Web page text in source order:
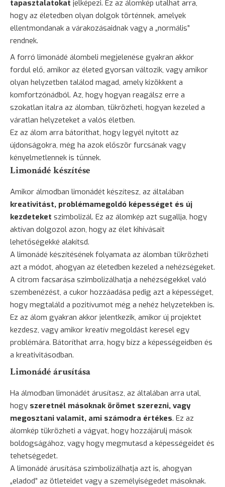
tapasztalatokat jelképezi. Ez az álomkép utalhat arra,
hogy az életedben olyan dolgok történnek, amelyek
ellentmondanak a várakozásaidnak vagy a „normális”
rendnek.
A forró limonádé álombeli megjelenése gyakran akkor
fordul elő, amikor az életed gyorsan változik, vagy amikor
olyan helyzetben találod magad, amely kizökkent a
komfortzónádból. Az, hogy hogyan reagálsz erre a
szokatlan italra az álomban, tükrözheti, hogyan kezeled a
váratlan helyzeteket a valós életben.
Ez az álom arra bátoríthat, hogy legyél nyitott az
újdonságokra, még ha azok először furcsának vagy
kényelmetlennek is tűnnek.
Limonádé készítése
Amikor álmodban limonádét készítesz, az általában
kreativitást, problémamegoldó képességet és új
kezdeteket szimbolizál. Ez az álomkép azt sugallja, hogy
aktívan dolgozol azon, hogy az élet kihívásait
lehetőségekké alakítsd.
A limonádé készítésének folyamata az álomban tükrözheti
azt a módot, ahogyan az életedben kezeled a nehézségeket.
A citrom facsarása szimbolizálhatja a nehézségekkel való
szembenézést, a cukor hozzáadása pedig azt a képességet,
hogy megtaláld a pozitívumot még a nehéz helyzetekben is.
Ez az álom gyakran akkor jelentkezik, amikor új projektet
kezdesz, vagy amikor kreatív megoldást keresel egy
problémára. Bátoríthat arra, hogy bízz a képességeidben és
a kreativitásodban.
Limonádé árusítása
Ha álmodban limonádét árusítasz, az általában arra utal,
hogy szeretnél másoknak örömet szerezni, vagy
megosztani valamit, ami számodra értékes. Ez az
álomkép tükrözheti a vágyat, hogy hozzájárulj mások
boldogságához, vagy hogy megmutasd a képességeidet és
tehetségedet.
A limonádé árusítása szimbolizálhatja azt is, ahogyan
„eladod” az ötleteidet vagy a személyiségedet másoknak.